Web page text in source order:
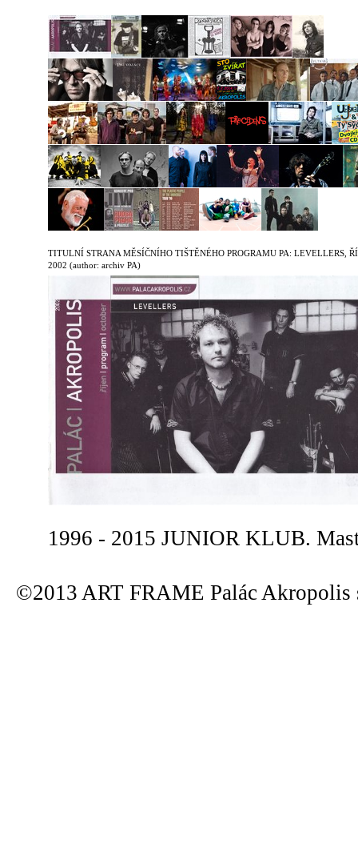
TITULNÍ STRANA MĚSÍČNÍHO TIŠTĚNÉHO PROGRAMU PA: LEVELLERS,
2002 (author: archiv PA)
1996 - 2015 JUNIOR KLUB.
©2013 ART FRAME Palác Akropolis